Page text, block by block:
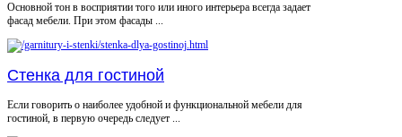
Основной тон в восприятии того или иного интерьера всегда задает
фасад мебели. При этом фасады ...
Стенка для гостиной
Если говорить о наиболее удобной и функциональной мебели для
гостиной, в первую очередь следует ...